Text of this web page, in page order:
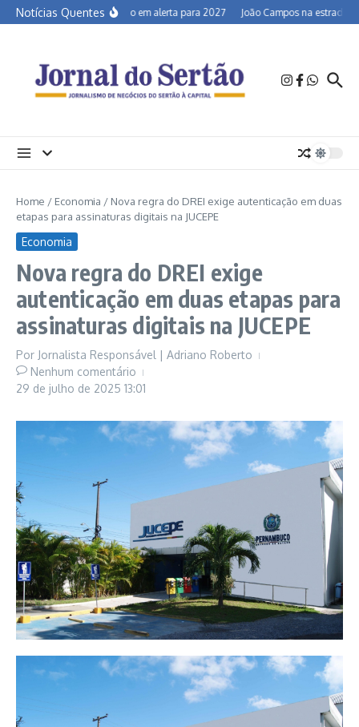
Ir para o conteúdo
Notícias QuentesSemiárido em alerta para 2027 João Campos na estrada e
Home / Economia / Nova regra do DREI exige autenticação em duas
etapas para assinaturas digitais na JUCEPE
Economia
Nova regra do DREI exige
autenticação em duas etapas para
assinaturas digitais na JUCEPE
Por Jornalista Responsável | Adriano Roberto
Nenhum comentário
29 de julho de 2025 13:01